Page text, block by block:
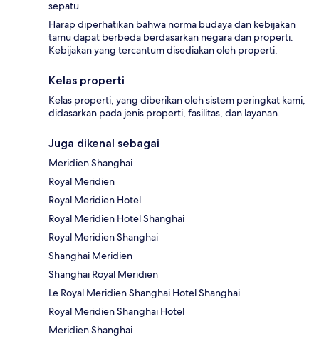
sepatu.
Harap diperhatikan bahwa norma budaya dan kebijakan
tamu dapat berbeda berdasarkan negara dan properti.
Kebijakan yang tercantum disediakan oleh properti.
Kelas properti
Kelas properti, yang diberikan oleh sistem peringkat kami,
didasarkan pada jenis properti, fasilitas, dan layanan.
Juga dikenal sebagai
Meridien Shanghai
Royal Meridien
Royal Meridien Hotel
Royal Meridien Hotel Shanghai
Royal Meridien Shanghai
Shanghai Meridien
Shanghai Royal Meridien
Le Royal Meridien Shanghai Hotel Shanghai
Royal Meridien Shanghai Hotel
Meridien Shanghai